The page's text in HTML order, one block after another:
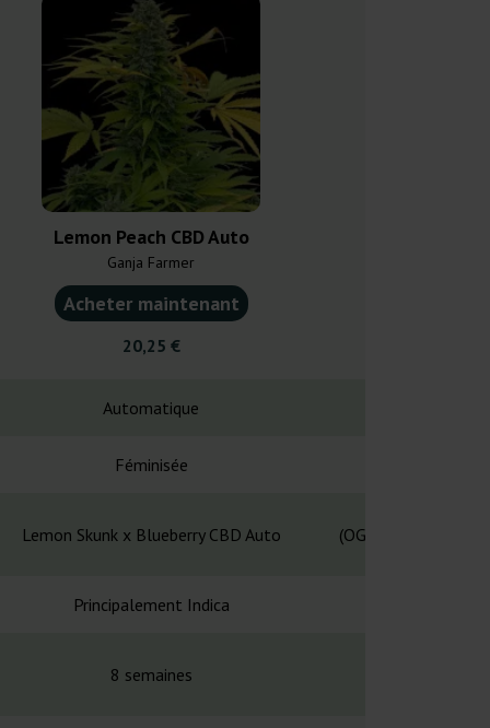
Lemon Peach CBD Auto
Ganja Farmer
Acheter maintenant
20,25 €
Automatique
Féminisée
Lemon Skunk x Blueberry CBD Auto (OG Kush x Durban
Principalement Indica
8 semaines